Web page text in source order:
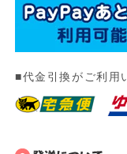
■代金引換がご利用